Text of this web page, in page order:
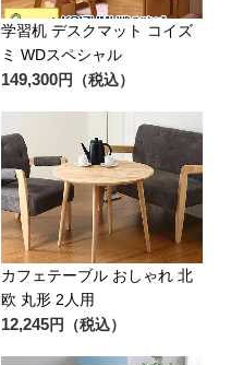
学習机 デスクマット コイズ
ミ WDスペシャル
149,300円（税込）
カフェテーブル おしゃれ 北
欧 丸形 2人用
12,245円（税込）